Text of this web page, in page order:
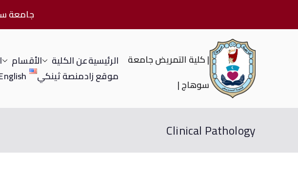
جامعة
| كلية التمريض جامعة
سوهاج |
الرئيسيةعن الكلية الأقسام
موقع زادمنصة ثينكي
Clinical Pathology